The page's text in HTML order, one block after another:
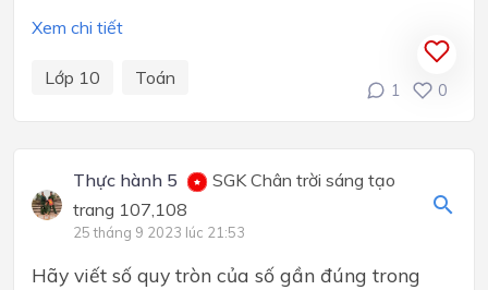
Xem chi tiết
Lớp 10 Toán
1 0
Thực hành 5
SGK Chân trời sáng tạo
trang 107,108
25 tháng 9 2023 lúc 21:53
Hãy viết số quy tròn của số gần đúng trong